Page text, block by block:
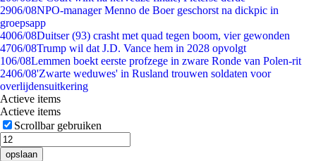
2906/08NPO-manager Menno de Boer geschorst na dickpic in
groepsapp
4006/08Duitser (93) crasht met quad tegen boom, vier gewonden
4706/08Trump wil dat J.D. Vance hem in 2028 opvolgt
106/08Lemmen boekt eerste profzege in zware Ronde van Polen-rit
2406/08'Zwarte weduwes' in Rusland trouwen soldaten voor
overlijdensuitkering
Actieve items
Actieve items
Scrollbar gebruiken
opslaan